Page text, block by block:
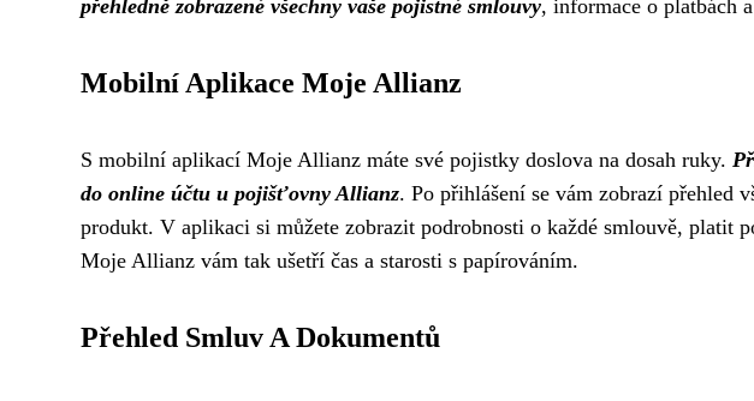
přehledně zobrazené všechny vaše pojistné smlouvy, informace o platbách
Mobilní Aplikace Moje Allianz
S mobilní aplikací Moje Allianz máte své pojistky doslova na dosah ruky.
do online účtu u pojišťovny Allianz. Po přihlášení se vám zobrazí přehled
produkt. V aplikaci si můžete zobrazit podrobnosti o každé smlouvě, platit
Moje Allianz vám tak ušetří čas a starosti s papírováním.
Přehled Smluv A Dokumentů